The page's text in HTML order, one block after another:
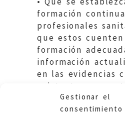
Gestionar el
formación
profesionales
que estos cuenten
formación
información
en las evidencias
existentes, en
identidad sexual y